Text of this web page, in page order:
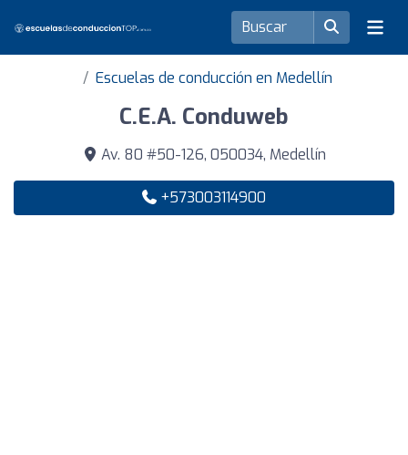
Escuelas de conducción en Medellín
C.E.A. Conduweb
Av. 80 #50-126, 050034, Medellín
+573003114900